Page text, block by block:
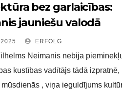
bez garlaicības:
jauniešu valodā
ERFOLG
Neimanis nebija
kustības vadītājs tādā izpratnē,
, viņa ieguldījums